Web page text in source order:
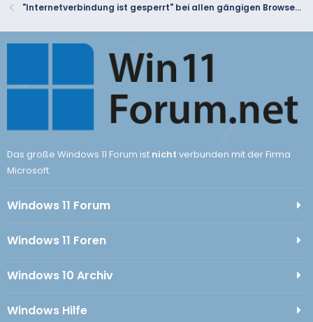
"Internetverbindung ist gesperrt" bei allen gängigen Browsern, außer IE
Das große Windows 11 Forum ist nicht verbunden mit der Firma
Microsoft.
Windows 11 Forum
Windows 11 Foren
Windows 10 Archiv
Windows Hilfe